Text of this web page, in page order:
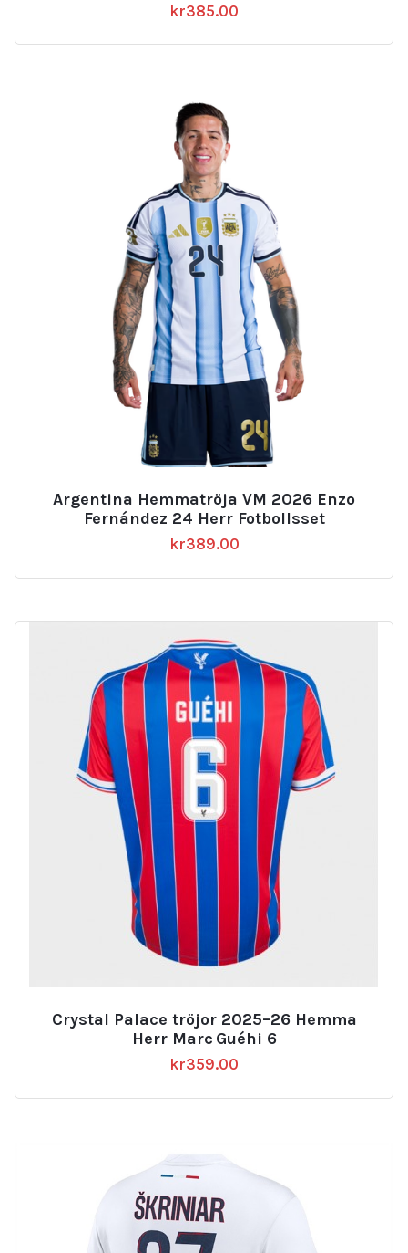
kr385.00
Argentina Hemmatröja VM 2026 Enzo
Fernández 24 Herr Fotbollsset
kr389.00
Crystal Palace tröjor 2025–26 Hemma
Herr Marc Guéhi 6
kr359.00